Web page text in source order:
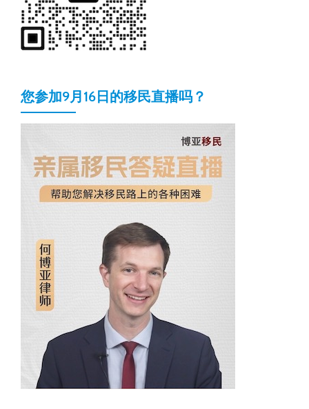
您参加9月16日的移民直播吗？